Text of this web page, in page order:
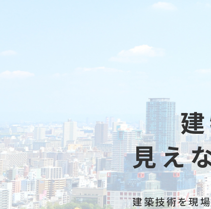
見え
建築技術を現